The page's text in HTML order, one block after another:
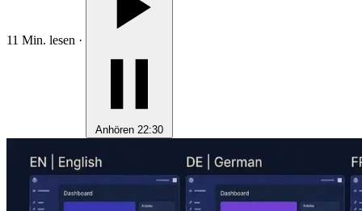
11 Min. lesen ·
Anhören 22:30